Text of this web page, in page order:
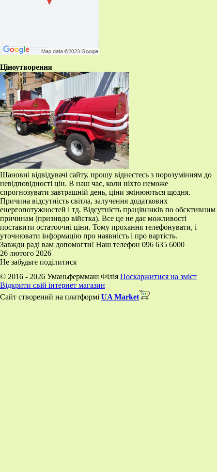
Ціноутворення
Шановні відвідувачі сайту, прошу віднестесь з порозумінням до
невідповідності цін. В наш час, коли ніхто неможе
спрогнозувати завтрашній день, ціни змінюються щодня.
Причина відсутність світла, залучення додаткових
енергопотужностей і тд. Відсутність працівників по обєктивним
причинам (призивдо війстка). Все це не дає можливості
поставити остатоочні ціни. Тому прохання телефонувати, і
уточнювати інформацію про наявність і про вартість.
Завжди раді вам допомогти! Наш телефон 096 635 6000
26 лютого 2026
Не забудьте поділитися
© 2016 - 2026 Уманьферммаш Філія Поскаржитися на зміст
Відкрити свій інтернет магазин
Сайт створений на платформі UA Market